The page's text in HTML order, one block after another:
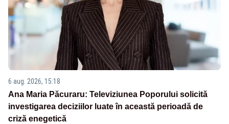
6 aug. 2026, 15:18
Ana Maria Păcuraru: Televiziunea Poporului solicită
investigarea deciziilor luate în această perioadă de
criză enegetică